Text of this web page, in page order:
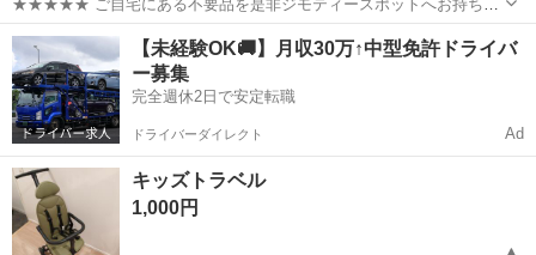
★★★★★ ご自宅にある不要品を是非ジモティースポットへお持ち込
みしませんか？ 家電、趣味・スポーツ・レジャー用品、こども用品、
衣料服飾品、生活雑貨、家具、本、CD・DVDなどが無料でまとめて持
ち込めます！ ※詳細はこ...
神奈川 相模原市 キッズ用品 Bike
【未経験OK🚚】月収30万↑中型免許ドライバ
ー募集
完全週休2日で安定転職
ドライバーダイレクト Ad
キッズトラベル
1,000円